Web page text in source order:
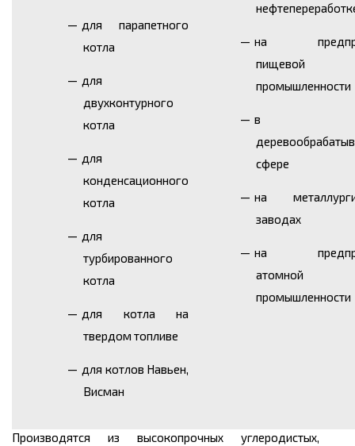
для парапетного
котла
для
двухконтурного
котла
для
конденсационного
котла
для
турбированного
котла
для котла на
твердом топливе
для котлов Навьен,
Висман
на
пищевой
промышленности
в
сфере
на
заводах
на
атомной
промышленности
Производятся из высокопрочных углеродистых,